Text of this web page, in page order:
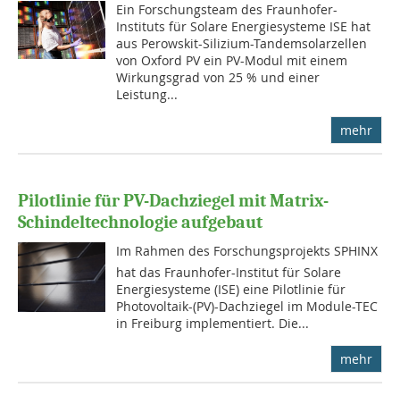
Ein Forschungsteam des Fraunhofer-
Instituts für Solare Energiesysteme ISE hat
aus Perowskit-Silizium-Tandemsolarzellen
von Oxford PV ein PV-Modul mit einem
Wirkungsgrad von 25 % und einer
Leistung...
mehr
Pilotlinie für PV-Dachziegel mit Matrix-
Schindeltechnologie aufgebaut
Im Rahmen des Forschungsprojekts SPHINX
hat das Fraunhofer-Institut für Solare
Energiesysteme (ISE) eine Pilotlinie für
Photovoltaik-(PV)-Dachziegel im Module-TEC
in Freiburg implementiert. Die...
mehr